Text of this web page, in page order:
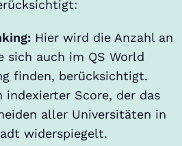
Hier wird die Anzahl an
sich auch im QS World
finden, berücksichtigt.
indexierter Score, der das
aller Universitäten in
widerspiegelt.